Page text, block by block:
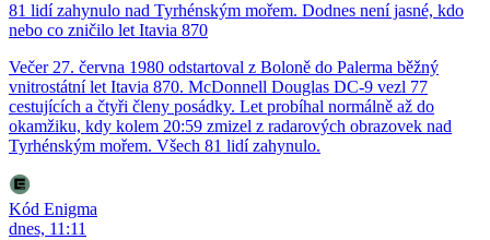
81 lidí zahynulo nad Tyrhénským mořem. Dodnes není jasné, kdo
nebo co zničilo let Itavia 870
Večer 27. června 1980 odstartoval z Boloně do Palerma běžný
vnitrostátní let Itavia 870. McDonnell Douglas DC-9 vezl 77
cestujících a čtyři členy posádky. Let probíhal normálně až do
okamžiku, kdy kolem 20:59 zmizel z radarových obrazovek nad
Tyrhénským mořem. Všech 81 lidí zahynulo.
Kód Enigma
dnes, 11:11